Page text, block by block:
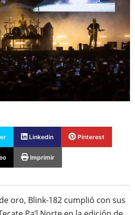
Linkedin Pinterest
Imprimir
oro, Blink-182 cumplió con sus